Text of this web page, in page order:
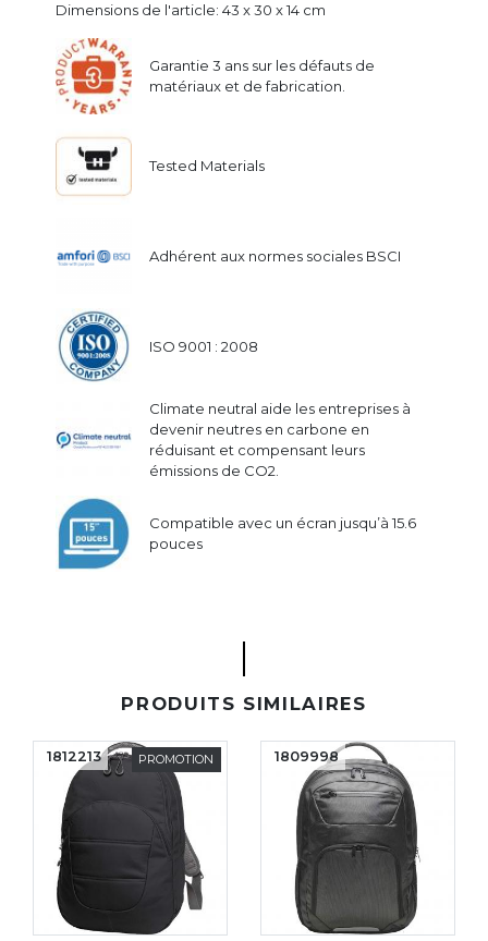
Dimensions de l'article: 43 x 30 x 14 cm
Garantie 3 ans sur les défauts de
matériaux et de fabrication.
Tested Materials
Adhérent aux normes sociales BSCI
ISO 9001 : 2008
Climate neutral aide les entreprises à
devenir neutres en carbone en
réduisant et compensant leurs
émissions de CO2.
Compatible avec un écran jusqu’à 15.6
pouces
PRODUITS SIMILAIRES
PROMOTION
1812213 1809998